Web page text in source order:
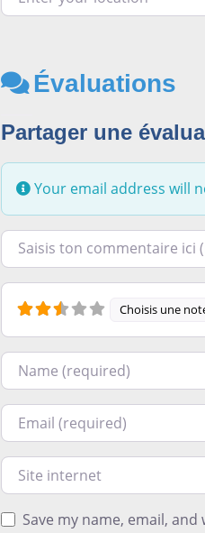
Évaluations
Partager une
Your email address will
Racontez-nous ce que vous
Choisis une
Nom
Courriel
Site internet
Save my name, email,